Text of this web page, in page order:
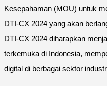
Kesepahaman (MOU) untuk
DTI-CX 2024 yang akan
DTI-CX 2024 diharapkan
terkemuka di Indonesia,
digital di berbagai sektor